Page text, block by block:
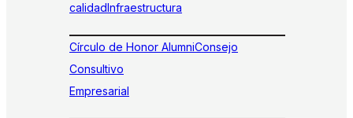
calidadInfraestructura
Círculo de Honor AlumniConsejo
Consultivo
Empresarial